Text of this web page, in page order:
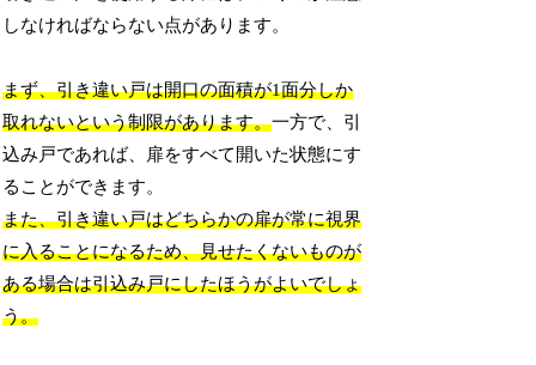
しなければならない点があります。
まず、引き違い戸は開口の面積が1面分しか
取れないという制限があります。一方で、引
込み戸であれば、扉をすべて開いた状態にす
ることができます。
また、引き違い戸はどちらかの扉が常に視界
に入ることになるため、見せたくないものが
ある場合は引込み戸にしたほうがよいでしょ
う。